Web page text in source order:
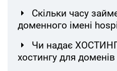
Скільки часу
доменного імені
Чи надає
хостингу для